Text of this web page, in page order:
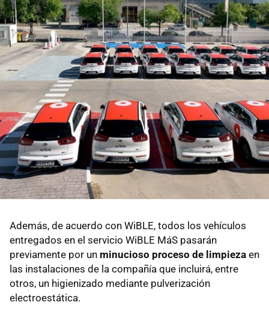
Además, de acuerdo con WiBLE, todos los vehículos
entregados en el servicio WiBLE MáS pasarán
previamente por un minucioso proceso de limpieza en
las instalaciones de la compañía que incluirá, entre
otros, un higienizado mediante pulverización
electroestática.